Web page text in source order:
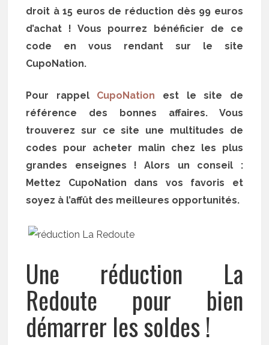
droit à 15 euros de réduction dès 99 euros
d’achat ! Vous pourrez bénéficier de ce
code en vous rendant sur le site
CupoNation.
Pour rappel CupoNation est le site de
référence des bonnes affaires. Vous
trouverez sur ce site une multitudes de
codes pour acheter malin chez les plus
grandes enseignes ! Alors un conseil :
Mettez CupoNation dans vos favoris et
soyez à l’affût des meilleures opportunités.
Une réduction La
Redoute pour bien
démarrer les soldes !